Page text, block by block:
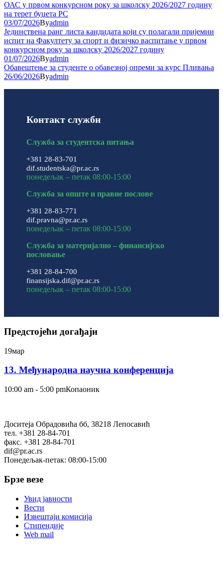
ОАС у првом конкурсном року за школску 2026/2027 годину
на терет буџета РС
03/07/2026Byadmin
Јединствена ранг листа кандидата који су полагали пријемни
испит на Факултету за спорт и физичко васпитање у првом
конкурсном року за школску 2026/2027 годину
01/07/2026Byadmin
Обавештење за студенте о обавезној опреми за курс Пливања
26/06/2026Byadmin
Контакт служби
Служба за студентска питања
+381 28-83-701
dif.studentska@pr.ac.rs
понедељак – петак 08:00-15:00
Служба за опште и правне послове
+381 28-83-771
dif.pravna@pr.ac.rs
понедељак – петак 08:00-15:00
Служба за материјално – финансијско
пословање
+381 28-84-700
finansijska.dif@pr.ac.rs
понедељак – петак 08:00-15:00
Предстојећи догађаји
19мар
13. Међународна научна конференција
10:00 am - 5:00 pmКопаоник
Доситеја Обрадовића бб, 38218 Лепосавић
тел. +381 28-84-701
факс. +381 28-84-701
dif@pr.ac.rs
Понедељак-петак: 08:00-15:00
Брзе везе
Увид јавности
Вести
Извештаји комисија
Стипендије
Web mail